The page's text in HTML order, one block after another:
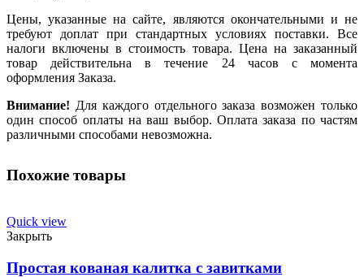
Цены, указанные на сайте, являются окончательными и не
требуют доплат при стандартных условиях поставки. Все
налоги включены в стоимость товара. Цена на заказанный
товар действительна в течение 24 часов с момента
оформления Заказа.
Внимание! Для каждого отдельного заказа возможен только
один способ оплаты на ваш выбор. Оплата заказа по частям
различными способами невозможна.
Похожие товары
Quick view
Закрыть
Простая кованая калитка с завитками